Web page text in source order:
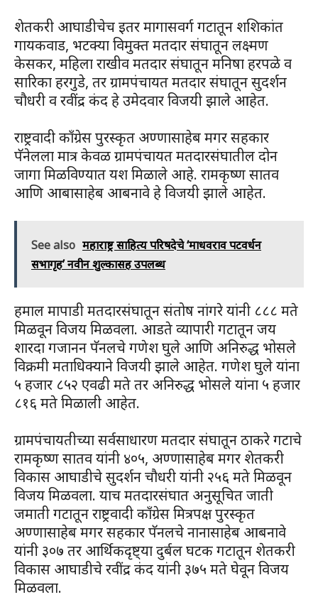
शेतकरी आघाडीचेच इतर मागासवर्ग गटातून शशिकांत
गायकवाड, भटक्या विमुक्त मतदार संघातून लक्ष्मण
केसकर, महिला राखीव मतदार संघातून मनिषा हरपळे व
सारिका हरगुडे, तर ग्रामपंचायत मतदार संघातून सुदर्शन
चौधरी व रवींद्र कंद हे उमेदवार विजयी झाले आहेत.
राष्ट्रवादी काँग्रेस पुरस्कृत अण्णासाहेब मगर सहकार
पॅनेलला मात्र केवळ ग्रामपंचायत मतदारसंघातील दोन
जागा मिळविण्यात यश मिळाले आहे. रामकृष्ण सातव
आणि आबासाहेब आबनावे हे विजयी झाले आहेत.
See also महाराष्ट्र साहित्य परिषदेचे ‘माधवराव पटवर्धन
सभागृह’ नवीन शुल्कासह उपलब्ध
हमाल मापाडी मतदारसंघातून संतोष नांगरे यांनी ८८८ मते
मिळवून विजय मिळवला. आडते व्यापारी गटातून जय
शारदा गजानन पॅनलचे गणेश घुले आणि अनिरुद्ध भोसले
विक्रमी मताधिक्याने विजयी झाले आहेत. गणेश घुले यांना
५ हजार ८५२ एवढी मते तर अनिरुद्ध भोसले यांना ५ हजार
८१६ मते मिळाली आहेत.
ग्रामपंचायतीच्या सर्वसाधारण मतदार संघातून ठाकरे गटाचे
रामकृष्ण सातव यांनी ४०५, अण्णासाहेब मगर शेतकरी
विकास आघाडीचे सुदर्शन चौधरी यांनी २५६ मते मिळवून
विजय मिळवला. याच मतदारसंघात अनुसूचित जाती
जमाती गटातून राष्ट्रवादी काँग्रेस मित्रपक्ष पुरस्कृत
अण्णासाहेब मगर सहकार पॅनलचे नानासाहेब आबनावे
यांनी ३०७ तर आर्थिकदृष्ट्या दुर्बल घटक गटातून शेतकरी
विकास आघाडीचे रवींद्र कंद यांनी ३७५ मते घेवून विजय
मिळवला.